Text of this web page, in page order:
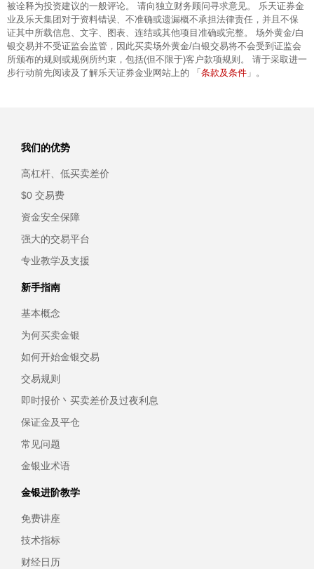
被诠释为投资建议的一般评论。 请向独立财务顾问寻求意见。 乐天证券金
业及乐天集团对于资料错误、不准确或遗漏概不承担法律责任，并且不保
证其中所载信息、文字、图表、连结或其他项目准确或完整。 场外黄金/白
银交易并不受证监会监管，因此买卖场外黄金/白银交易将不会受到证监会
所颁布的规则或规例所约束，包括(但不限于)客户款项规则。 请于采取进一
步行动前先阅读及了解乐天证券金业网站上的 「 条款及条件 」。
我们的优势
高杠杆、低买卖差价
$0 交易费
资金安全保障
强大的交易平台
专业教学及支援
新手指南
基本概念
为何买卖金银
如何开始金银交易
交易规则
即时报价丶买卖差价及过夜利息
保证金及平仓
常见问题
金银业术语
金银进阶教学
免费讲座
技术指标
财经日历